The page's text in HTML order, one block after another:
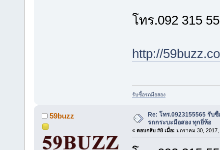
โทร.092 315
http://
รับซื้อรถมือสอง
59buzz
Re: โทร.0923155565 รับ
รถกระบะมือสอง ทุกยี่ห้อ
« ตอบกลับ #8 เมื่อ: มกราคม 30, 2017,